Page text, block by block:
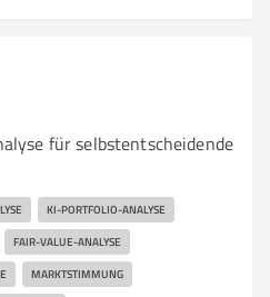
für selbstentscheidende
KI-PORTFOLIO-ANALYSE
FAIR-VALUE-ANALYSE
MARKTSTIMMUNG